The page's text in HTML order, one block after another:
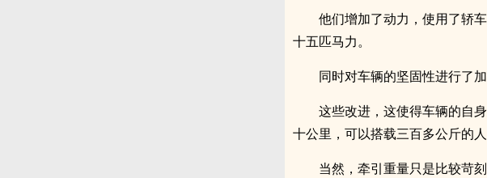
他们增加了动力，使用了轿
十五匹马力。
同时对车辆的坚固性进行了
这些改进，这使得车辆的自
十公里，可以搭载三百多公斤的
当然，牵引重量只是比较苛